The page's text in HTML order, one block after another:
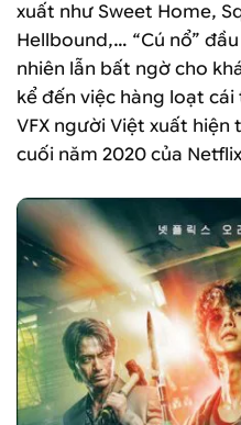
xuất như Sweet Home,
Hellbound,… “Cú nổ”
nhiên lẫn bất ngờ cho
kể đến việc hàng loạt
VFX người Việt xuất
cuối năm 2020 của